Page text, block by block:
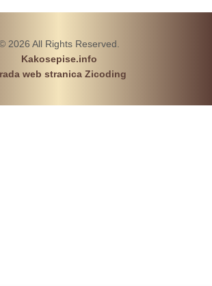
2026 All Rights Reserved.
Kakosepise.info
web stranica Zicoding